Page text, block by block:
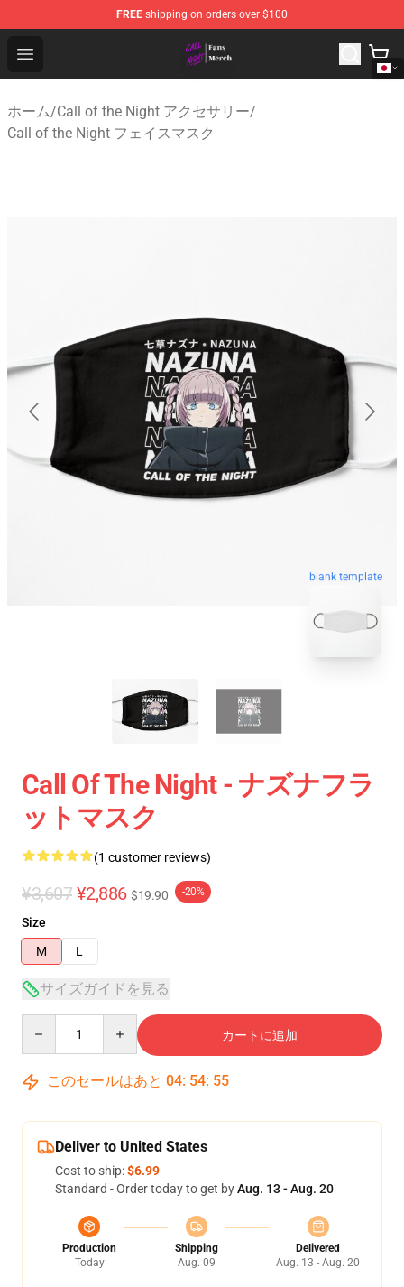
FREE shipping on orders over $100
Open menu
Call of the Night Store - Official Call of the Night
ホーム/Call of the Night アクセサリー/
Call of the Night フェイスマスク
blank template
Call Of The Night - ナズナフラ
ットマスク
(1 customer reviews)
¥3,607 ¥2,886 $19.90 -20%
Size
M
L
サイズガイドを見る
カートに追加
このセールはあと 04: 54: 54
Deliver to United States
Cost to ship:$6.99
Standard - Order today to get byAug. 13 - Aug. 20
Production
Today
Shipping
Aug. 09
Delivered
Aug. 13 - Aug. 20